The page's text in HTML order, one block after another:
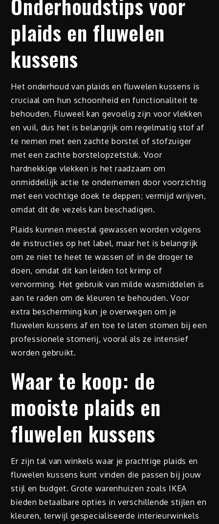
plaids en fluwelen
kussens
Het onderhoud van plaids en fluwelen kussens is
cruciaal om hun schoonheid en functionaliteit te
behouden. Fluweel kan gevoelig zijn voor vlekken
en vuil, dus het is belangrijk om regelmatig stof af
te nemen met een zachte borstel of stofzuiger
met een zachte borstelopzetstuk. Voor
hardnekkige vlekken is het raadzaam om
onmiddellijk actie te ondernemen door voorzichtig
met een vochtige doek te deppen; vermijd wrijven,
omdat dit de vezels kan beschadigen.
Plaids kunnen meestal gewassen worden volgens
de instructies op het label, maar het is belangrijk
om ze niet te heet te wassen of in de droger te
doen, omdat dit kan leiden tot krimp of
vervorming. Het gebruik van milde wasmiddelen is
aan te raden om de kleuren te behouden. Voor
extra bescherming kun je overwegen om je
fluwelen kussens af en toe te laten stomen bij een
professionele stomerij, vooral als ze intensief
worden gebruikt.
Waar te koop: de
mooiste plaids en
fluwelen kussens
Er zijn tal van winkels waar je prachtige plaids en
fluwelen kussens kunt vinden die passen bij jouw
stijl en budget. Grote warenhuizen zoals IKEA
bieden betaalbare opties in verschillende stijlen en
kleuren, terwijl gespecialiseerde interieurwinkels